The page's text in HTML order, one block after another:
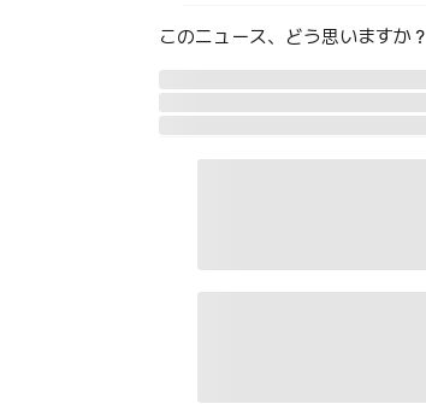
このニュース、どう思いますか？